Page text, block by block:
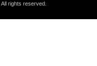
All rights reserved.